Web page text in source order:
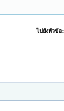
ไปยังหัวข้อ: